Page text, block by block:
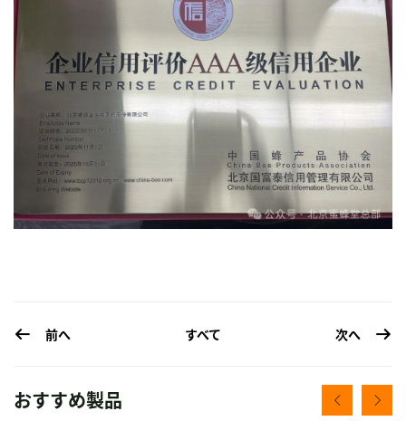
前へ すべて 次へ
おすすめ製品